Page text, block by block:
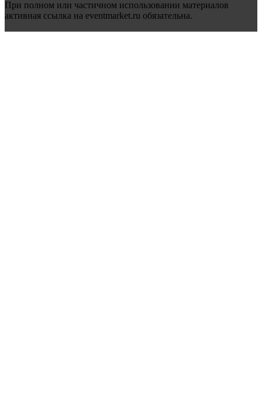
При полном или частичном использовании материалов
активная ссылка на eventmarket.ru обязательна.